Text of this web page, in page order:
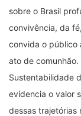
sobre o Brasil
convivência, da
convida o público
ato de comunhão.
Sustentabilidade
evidencia o valor
dessas trajetórias